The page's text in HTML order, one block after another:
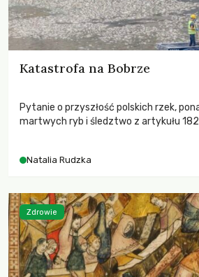
Katastrofa na Bobrze
Pytanie o przyszłość polskich rzek,
martwych ryb i śledztwo z artykułu 182
zdarzeń prowadzących do biologicznej
Natalia Rudzka
Zdrowie